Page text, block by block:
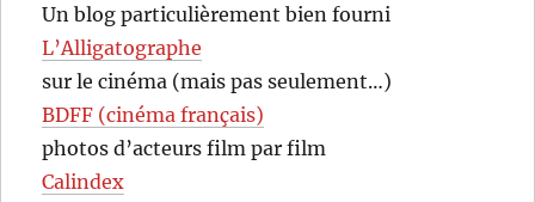
Un blog particulièrement bien fourni
L’Alligatographe
sur le cinéma (mais pas seulement…)
BDFF (cinéma français)
photos d’acteurs film par film
Calindex